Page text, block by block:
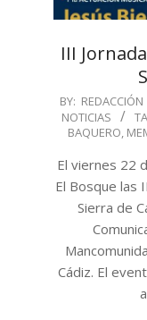
III
2026-
05-
BY: REDACCIÓN
NOTICIAS
BAQUERO,
El viernes 22
El Bosque las
Sierra de
Cádiz. El